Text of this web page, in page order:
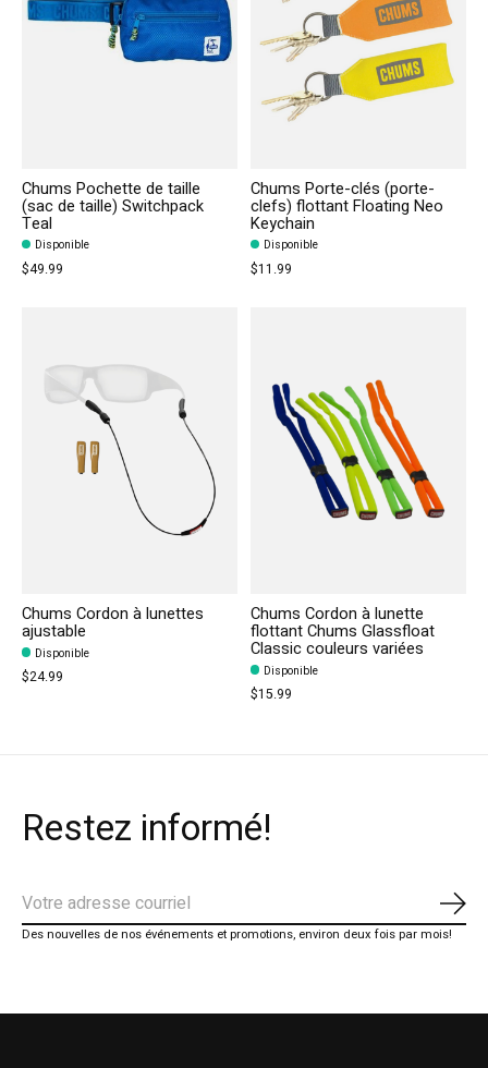
Chums Pochette de taille
(sac de taille) Switchpack
Teal
Disponible
$49.99
Chums Porte-clés (porte-
clefs) flottant Floating Neo
Keychain
Disponible
$11.99
Chums Cordon à lunettes
ajustable
Disponible
$24.99
Chums Cordon à lunette
flottant Chums Glassfloat
Classic couleurs variées
Disponible
$15.99
Restez informé!
Des nouvelles de nos événements et promotions, environ deux fois par mois!